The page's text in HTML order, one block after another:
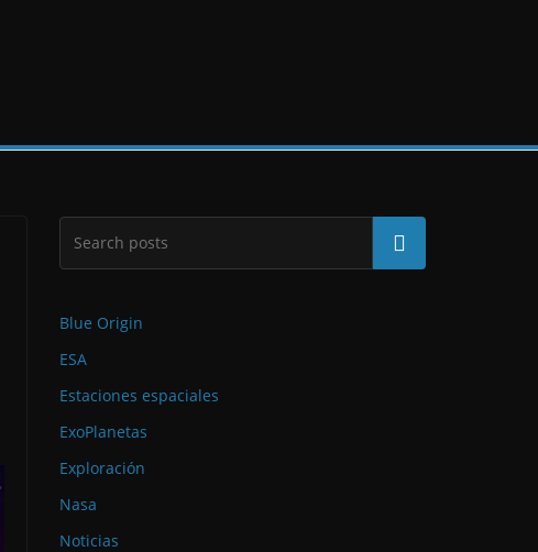
Buscar
Blue Origin
ESA
Estaciones espaciales
ExoPlanetas
Exploración
Nasa
Noticias